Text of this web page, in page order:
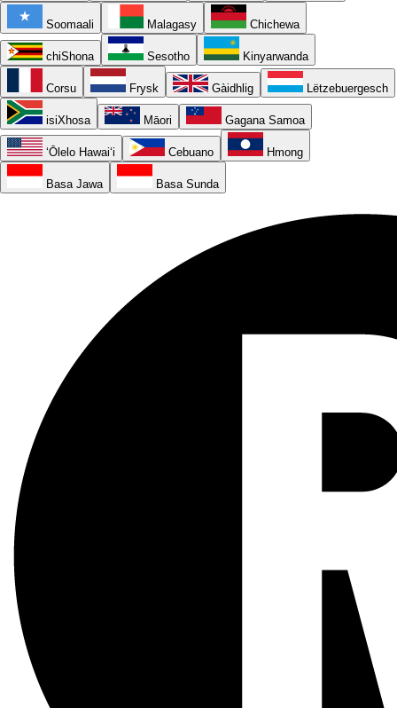
Soomaali Malagasy Chichewa
chiShona Sesotho Kinyarwanda
Corsu Frysk Gàidhlig Lëtzebuergesch
isiXhosa Māori Gagana Samoa
ʻŌlelo Hawaiʻi Cebuano Hmong
Basa Jawa Basa Sunda